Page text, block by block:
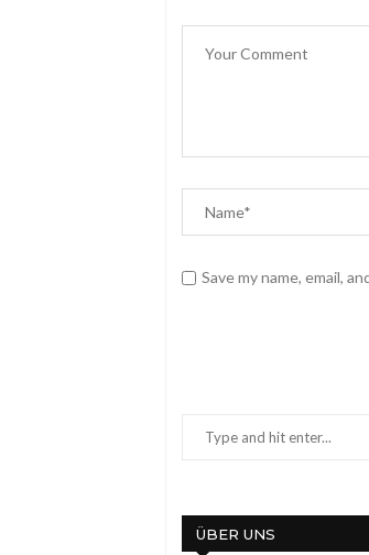
Save my name, email,
ÜBER UNS